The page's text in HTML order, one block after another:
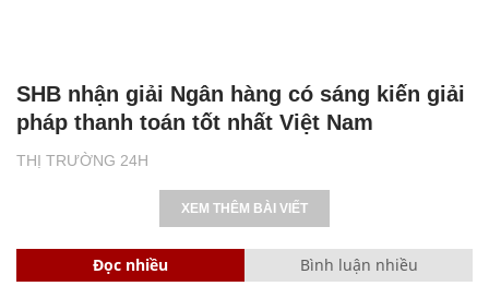
THỊ TRƯỜNG 24H
SHB nhận giải Ngân hàng có sáng kiến giải
pháp thanh toán tốt nhất Việt Nam
XEM THÊM BÀI VIẾT
Đọc nhiều Bình luận nhiều